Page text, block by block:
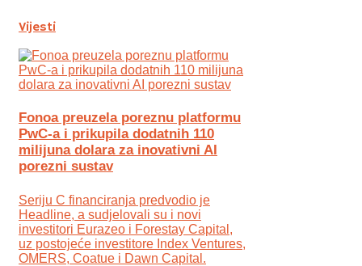
Vijesti
Fonoa preuzela poreznu platformu
PwC-a i prikupila dodatnih 110
milijuna dolara za inovativni AI
porezni sustav
Seriju C financiranja predvodio je
Headline, a sudjelovali su i novi
investitori Eurazeo i Forestay Capital,
uz postojeće investitore Index Ventures,
OMERS, Coatue i Dawn Capital.